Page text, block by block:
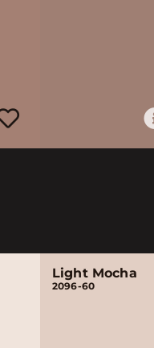
Light Mocha
2096-60